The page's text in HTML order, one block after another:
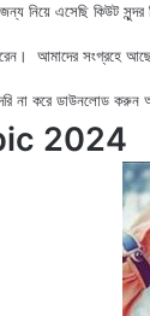
নিয়ে এসেছি কিউট সুন্দর
আমাদের সংগ্রহে
না করে ডাউনলোড করুন
2024